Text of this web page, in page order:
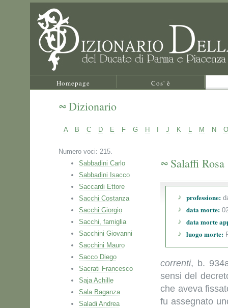
Homepage Cos' è
Dizionario
A B C D E F G H J K L M N O
Numero voci: 215.
Sabbadini Carlo
Sabbadini Isacco
Saccardi Ettore
Sacchi Costanza
Sacchi Giorgio
Sacchi, famiglia
Sacchini Giovanni
Sacchini Mauro
Sacco Diego
Sacrati Francesco
Saja Achille
Sala Baganza
Saladi Andrea
Salaffi Rosa
professione:
data morte:
data morte
luogo morte:
correnti, b.
sensi del
che aveva
fu assegnato